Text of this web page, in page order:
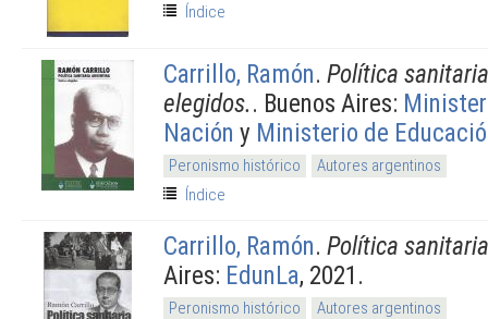
Índice
Carrillo, Ramón. Política
elegidos.. Buenos Aires:
Nación y Ministerio de
Peronismo histórico
Autores argentinos
Índice
Carrillo, Ramón. Política
Aires: EdunLa, 2021.
Peronismo histórico
Autores argentinos